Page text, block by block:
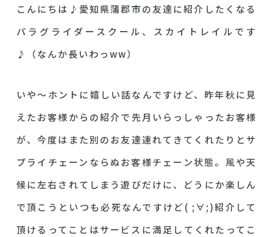
こんにちは♪愛知県蒲郡市の友達に紹介したくなる
パラグライダースクール、スカイトレイルです
♪（なんか長いわっww）
いや～ホントに嬉しい話なんですけど、昨年秋に見
えたお客様からの紹介で先月いらっしゃったお客様
が、今度はまた別のお友達連れてきてくれたりとサ
プライチェーンならぬお客様チェーン状態。風や天
候に左右されてしまう遊びだけに、どうにか楽しん
で頂こうといつも必死なんですけど( ;∀;)紹介して
頂けるってことはサービスに満足してくれたってこ